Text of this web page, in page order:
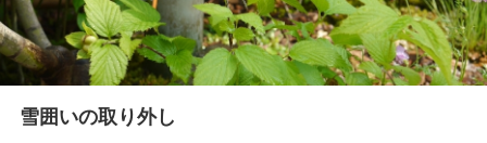
会社案内
お問い合わせ
雪囲いの取り外し